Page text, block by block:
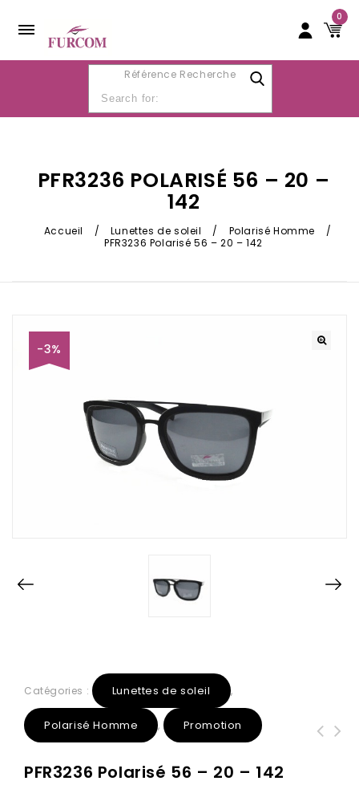
0
Référence Recherche
PFR3236 POLARISÉ 56 – 20 –
142
Accueil / Lunettes de soleil / Polarisé Homme
/
PFR3236 Polarisé 56 – 20 – 142
-3%
Catégories : Lunettes de soleil ,
Polarisé Homme , Promotion
PFR3236 Polarisé 56 – 20 – 142